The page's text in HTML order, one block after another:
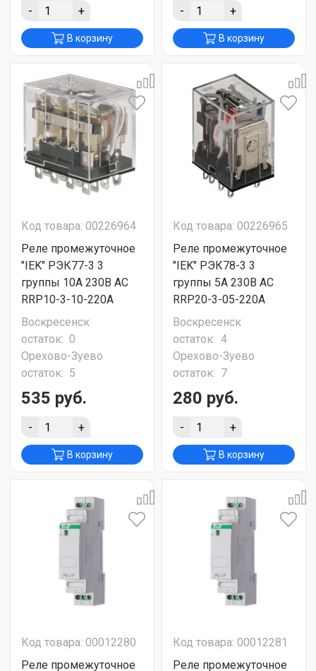
- +
В корзину
- +
В корзину
Код товара: 00226964
Реле промежуточное
"IEK" РЭК77-3 3
группы 10А 230В AC
RRP10-3-10-220A
Воскресенск
остаток: 0
Орехово-Зуево
остаток: 5
535 руб.
- +
В корзину
Код товара: 00226965
Реле промежуточное
"IEK" РЭК78-3 3
группы 5А 230В AC
RRP20-3-05-220A
Воскресенск
остаток: 4
Орехово-Зуево
остаток: 7
280 руб.
- +
В корзину
Код товара: 00012280
Реле промежуточное
Код товара: 00012281
Реле промежуточное